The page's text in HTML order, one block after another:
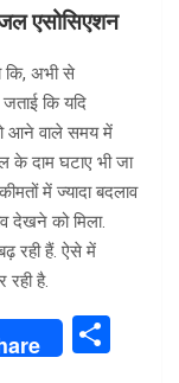
एसोसिएशन
कि, अभी से
कि यदि
आने वाले समय में
के दाम घटाए भी जा
में ज्यादा बदलाव
देखने को मिला.
रही हैं. ऐसे में
है.